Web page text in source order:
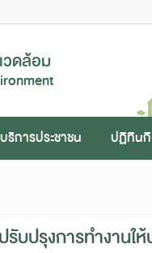
วดล้อม
บริการประชาชน ปฏิทิน
บปรุงการทำงานใ